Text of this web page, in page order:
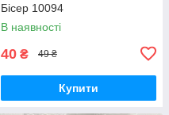
Бісер 10094
В наявності
40 ₴ 49 ₴
Купити